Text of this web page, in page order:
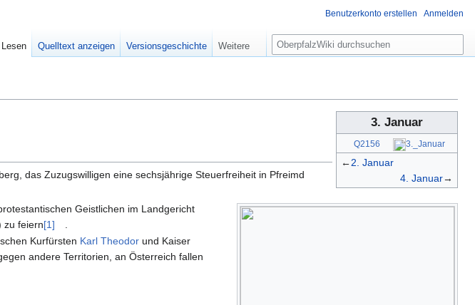
3. Januar
Q2156 3._Januar
←2. Januar
4. Januar→
das Zuzugswilligen eine sechsjährige Steuerfreiheit in Pfreimd
Geistlichen im Landgericht
zu feiern[1]
Kurfürsten Karl Theodor und Kaiser
andere Territorien, an Österreich fallen
Benutzerkonto erstellen Anmelden
Lesen Quelltext anzeigen Versionsgeschichte Weitere
S
u
e